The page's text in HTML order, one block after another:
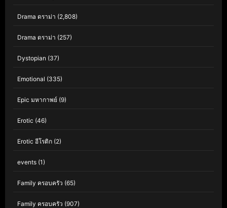
Drama ดราม่า (2,808)
Drama ดราม่า (257)
Dystopian (37)
Emotional (335)
Epic มหากาพย์ (9)
Erotic (46)
Erotic อีโรติก (2)
events (1)
Family ครอบครัว (65)
Family ครอบครัว (907)